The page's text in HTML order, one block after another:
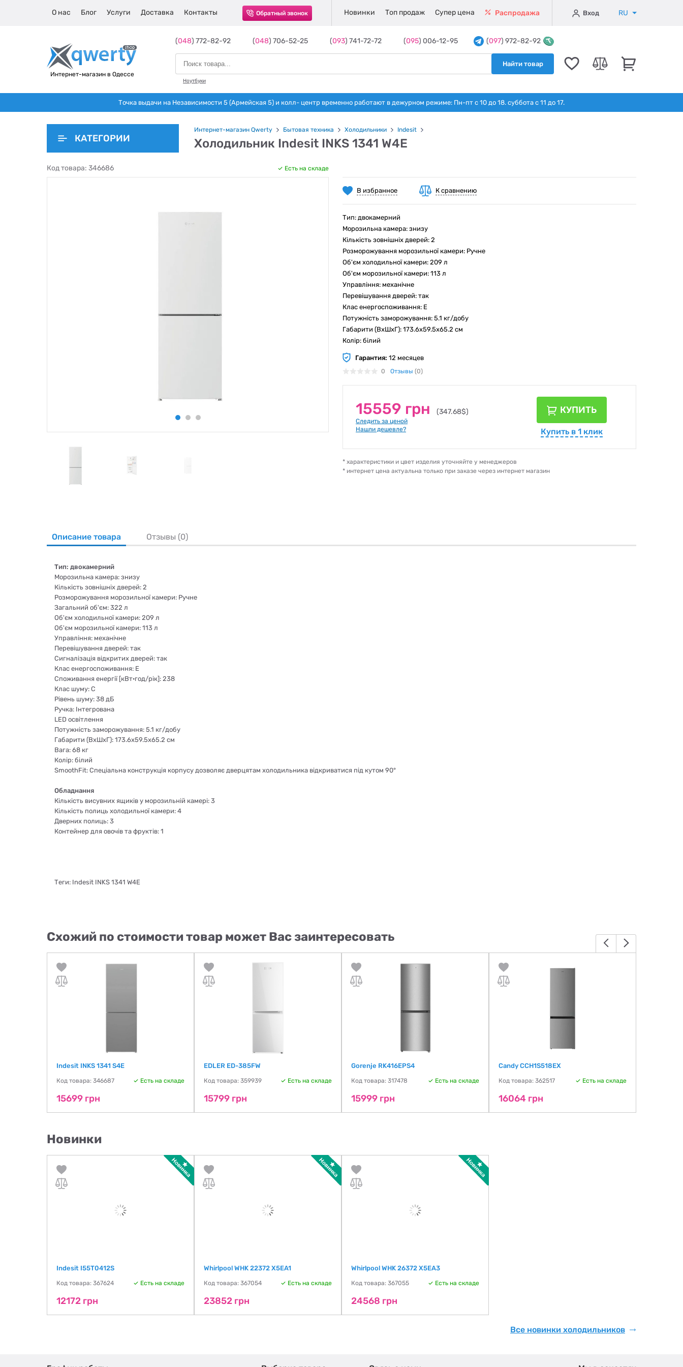
О нас Блог Услуги Доставка Контакты Обратный звонок Новинки Топ продаж Супер цена Распродажа Вход RU
Интернет-магазин в Одессе
(048) 772-82-92 (048) 706-52-25 (093) 741-72-72 (095) 006-12-95 (097) 972-82-92
Найти товар
Ноутбуки
Точка выдачи на Независимости 5 (Армейская 5) и колл- центр временно работают в дежурном режиме: Пн-пт с 10 до 18. суббота с 11 до 17.
КАТЕГОРИИ
Интернет-магазин Qwerty Бытовая техника Холодильники Indesit
Холодильник Indesit INKS 1341 W4E
Код товара: 346686 Есть на складе
В избранное К сравнению
Тип: двокамерний
Морозильна камера: знизу
Кількість зовнішніх дверей: 2
Розморожування морозильної камери: Ручне
Об'єм холодильної камери: 209 л
Об'єм морозильної камери: 113 л
Управління: механічне
Перевішування дверей: так
Клас енергоспоживання: E
Потужність заморожування: 5.1 кг/добу
Габарити (ВхШхГ): 173.6х59.5х65.2 см
Колір: білий
Гарантия: 12 месяцев
0 Отзывы (0)
15559 грн (347.68$)
Следить за ценой
Нашли дешевле?
КУПИТЬ
Купить в 1 клик
* характеристики и цвет изделия уточняйте у менеджеров
* интернет цена актуальна только при заказе через интернет магазин
Описание товара Отзывы (0)
Тип: двокамерний
Морозильна камера: знизу
Кількість зовнішніх дверей: 2
Розморожування морозильної камери: Ручне
Загальний об'єм: 322 л
Об'єм холодильної камери: 209 л
Об'єм морозильної камери: 113 л
Управління: механічне
Перевішування дверей: так
Сигналізація відкритих дверей: так
Клас енергоспоживання: E
Споживання енергії [кВт·год/рік]: 238
Клас шуму: С
Рівень шуму: 38 дБ
Ручка: Інтегрована
LED освітлення
Потужність заморожування: 5.1 кг/добу
Габарити (ВхШхГ): 173.6х59.5х65.2 см
Вага: 68 кг
Колір: білий
SmoothFit: Спеціальна конструкція корпусу дозволяє дверцятам холодильника відкриватися під кутом 90°
Обладнання
Кількість висувних ящиків у морозильній камері: 3
Кількість полиць холодильної камери: 4
Дверних полиць: 3
Контейнер для овочів та фруктів: 1
Теги: Indesit INKS 1341 W4E
Схожий по стоимости товар может Вас заинтересовать
Indesit INKS 1341 S4E
Код товара: 346687 Есть на складе
15699 грн
EDLER ED-385FW
Код товара: 359939 Есть на складе
15799 грн
Gorenje RK416EPS4
Код товара: 317478 Есть на складе
15999 грн
Candy CCH1S518EX
Код товара: 362517 Есть на складе
16064 грн
Новинки
Indesit I55T0412S
Код товара: 367624 Есть на складе
12172 грн
Whirlpool WHK 22372 X5EA1
Код товара: 367054 Есть на складе
23852 грн
Whirlpool WHK 26372 X5EA3
Код товара: 367055 Есть на складе
24568 грн
Все новинки холодильников